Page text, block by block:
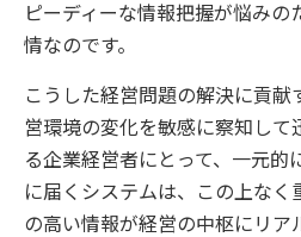
ピーディーな情報把握が悩みの
情なのです。
こうした経営問題の解決に貢献
営環境の変化を敏感に察知して
る企業経営者にとって、一元的
に届くシステムは、この上なく
の高い情報が経営の中枢にリア